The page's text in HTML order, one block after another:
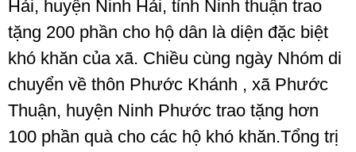
Hải, huyện Ninh Hải, tỉnh Ninh thuận trao
tặng 200 phần cho hộ dân là diện đặc biệt
khó khăn của xã. Chiều cùng ngày Nhóm di
chuyển về thôn Phước Khánh , xã Phước
Thuận, huyện Ninh Phước trao tặng hơn
100 phần quà cho các hộ khó khăn.Tổng trị